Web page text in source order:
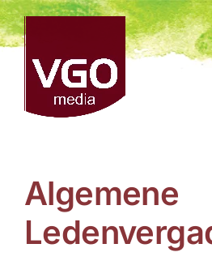
Ga
naar
inhoud
Algemene